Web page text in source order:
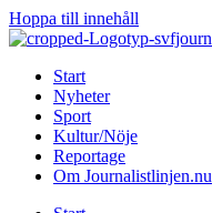
Hoppa till innehåll
Start
Nyheter
Sport
Kultur/Nöje
Reportage
Om Journalistlinjen.nu